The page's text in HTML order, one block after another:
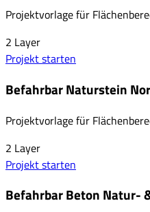
Projektvorlage für
2 Layer
Projekt starten
Befahrbar Naturstein
Projektvorlage für
2 Layer
Projekt starten
Befahrbar Beton Natur-